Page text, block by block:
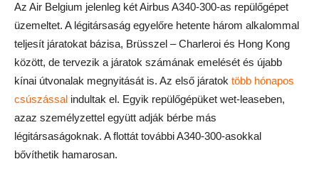
Az Air Belgium jelenleg két Airbus A340-300-as repülőgépet
üzemeltet. A légitársaság egyelőre hetente három alkalommal
teljesít járatokat bázisa, Brüsszel – Charleroi és Hong Kong
között, de tervezik a járatok számának emelését és újabb
kínai útvonalak megnyitását is. Az első járatok több hónapos
csúszással indultak el. Egyik repülőgépüket wet-leaseben,
azaz személyzettel együtt adják bérbe más
légitársaságoknak. A flottát további A340-300-asokkal
bővíthetik hamarosan.